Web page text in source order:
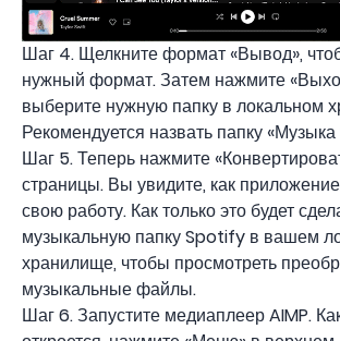
Шаг 4. Щелкните формат «Вывод»,
нужный формат. Затем нажмите
выберите нужную папку в локальном
Рекомендуется назвать папку
Шаг 5. Теперь нажмите
страницы. Вы увидите, как
свою работу. Как только это будет
музыкальную папку Spotify в вашем
хранилище, чтобы просмотреть
музыкальные файлы.
Шаг 6. Запустите медиаплеер AIMP.